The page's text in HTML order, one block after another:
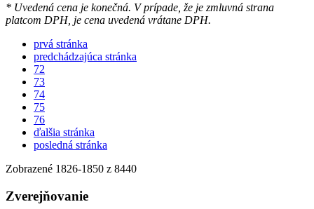
* Uvedená cena je konečná. V prípade, že je zmluvná strana
platcom DPH, je cena uvedená vrátane DPH.
prvá stránka
predchádzajúca stránka
72
73
74
75
76
ďalšia stránka
posledná stránka
Zobrazené 1826-1850 z 8440
Zverejňovanie